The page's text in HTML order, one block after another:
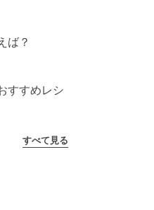
ば？
すすめレシ
すべて見る